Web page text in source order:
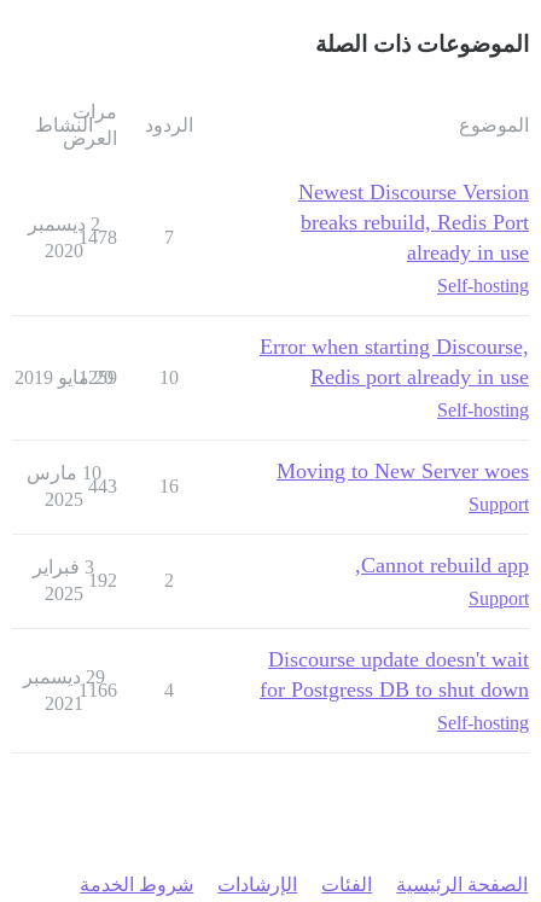
الموضوعات ذات الصلة
الموضوع الردود
مرات
العرض
النشاط
Newest Discourse Version
breaks rebuild, Redis Port
already in use
Self-hosting
7
1478
2 ديسمبر
2020
Error when starting Discourse,
Redis port already in use
Self-hosting
10
1259
20 مايو 2019
Moving to New Server woes
Support
16
443
10 مارس
2025
Cannot rebuild app,
Support
2
192
3 فبراير
2025
Discourse update doesn't wait
for Postgress DB to shut down
Self-hosting
4
1166
29 ديسمبر
2021
الصفحة الرئيسية الفئات الإرشادات شروط الخدمة